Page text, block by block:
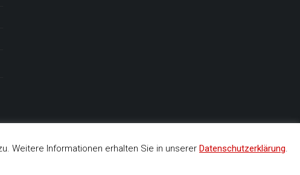
by WordPress
Weitere Informationen erhalten Sie in unserer Datenschutzerklärung.